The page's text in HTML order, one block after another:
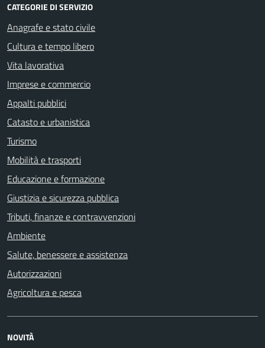
CATEGORIE DI SERVIZIO
Anagrafe e stato civile
Cultura e tempo libero
Vita lavorativa
Imprese e commercio
Appalti pubblici
Catasto e urbanistica
Turismo
Mobilità e trasporti
Educazione e formazione
Giustizia e sicurezza pubblica
Tributi, finanze e contravvenzioni
Ambiente
Salute, benessere e assistenza
Autorizzazioni
Agricoltura e pesca
NOVITÀ